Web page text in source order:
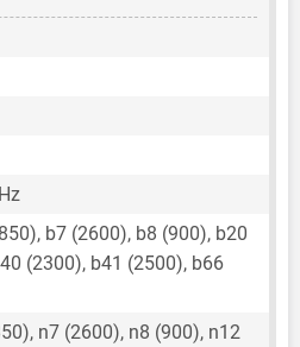
b7 (2600), b8 (900), b20
(2300), b41 (2500), b66
n7 (2600), n8 (900), n12